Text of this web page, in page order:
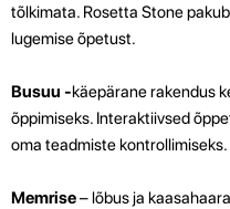
tõlkimata. Rosetta Stone
lugemise õpetust.
Busuu -käepärane rakendus
õppimiseks. Interaktiivsed
oma teadmiste kontrollimiseks.
Memrise– lõbus ja